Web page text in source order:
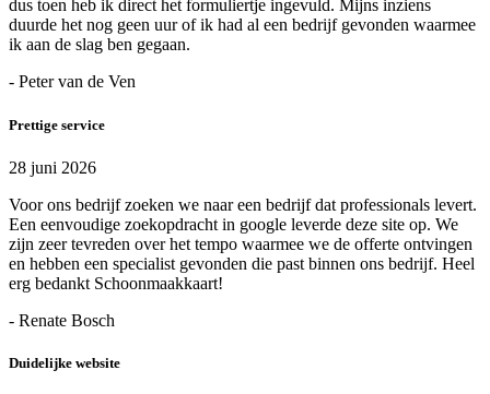
dus toen heb ik direct het formuliertje ingevuld. Mijns inziens
duurde het nog geen uur of ik had al een bedrijf gevonden waarmee
ik aan de slag ben gegaan.
- Peter van de Ven
Prettige service
28 juni 2026
Voor ons bedrijf zoeken we naar een bedrijf dat professionals levert.
Een eenvoudige zoekopdracht in google leverde deze site op. We
zijn zeer tevreden over het tempo waarmee we de offerte ontvingen
en hebben een specialist gevonden die past binnen ons bedrijf. Heel
erg bedankt Schoonmaakkaart!
- Renate Bosch
Duidelijke website